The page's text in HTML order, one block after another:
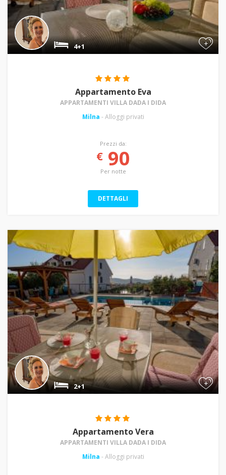
+
4+1
Appartamento Eva
APPARTAMENTI VILLA DADA I DIDA
Milna - Alloggi privati
Prezzi da:
€90
Per notte
DETTAGLI
+
2+1
Appartamento Vera
APPARTAMENTI VILLA DADA I DIDA
Milna - Alloggi privati